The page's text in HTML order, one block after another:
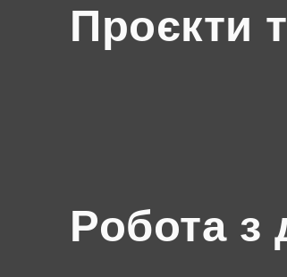
Проєкти
Робота з